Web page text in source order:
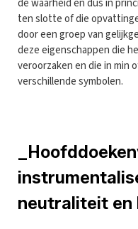
de waarheid en dus in
ten slotte of die
door een groep van
deze eigenschappen die
veroorzaken en die in min
verschillende symbolen.
neutraliteit en